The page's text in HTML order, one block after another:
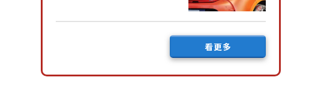
尺寸」，配備全面升級！
看更多